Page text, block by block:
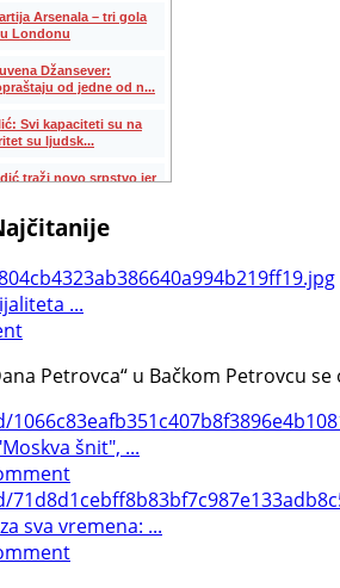
...
Petrovca“ u Bačkom Petrovcu
šnit", ...
sva vremena: ...